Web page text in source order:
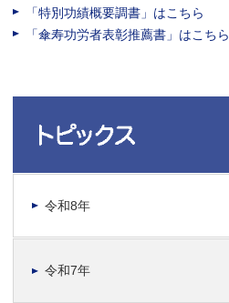
「特別功績概要調書」はこちら
「傘寿功労者表彰推薦書」はこちら
令和8年
令和7年